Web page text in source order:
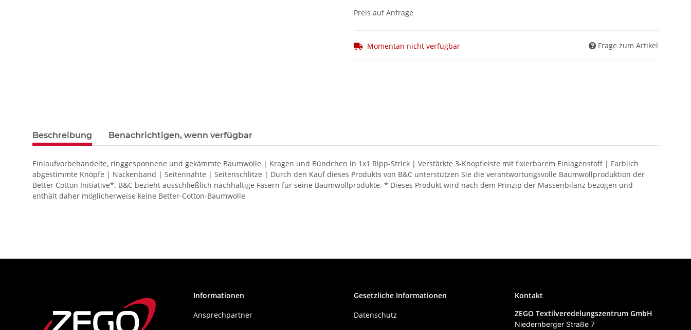
Preis auf Anfrage
Momentan nicht verfügbar Frage zum Artikel
Beschreibung Benachrichtigen, wenn verfügbar
Einlaufvorbehandelte, ringgesponnene und gekämmte Baumwolle | Kragen und Bündchen in 1x1 Ripp-Strick | Verstärkte 3-Knopfleiste mit fixierbarem Einlagenstoff | Farblich
abgestimmte Knöpfe | Nackenband | Seitennähte | Seitenschlitze | Durch den Kauf dieses Produkts von B&C unterstützen Sie die verantwortungsvolle Baumwollproduktion der
Better Cotton Initiative*. B&C bezieht ausschließlich nachhaltige Fasern für seine Baumwollprodukte. * Dieses Produkt wird nach dem Prinzip der Massenbilanz bezogen und
enthält daher möglicherweise keine Better-Cotton-Baumwolle
Informationen
Ansprechpartner
Gesetzliche Informationen
Datenschutz
Kontakt
ZEGO Textilveredelungszentrum GmbH
Niedernberger Straße 7